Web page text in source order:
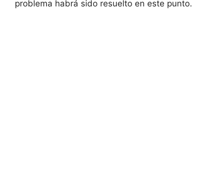
problema habrá sido resuelto en este punto.